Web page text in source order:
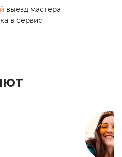
выезд мастера
в сервис